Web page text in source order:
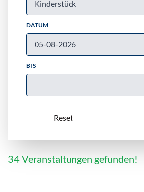
DATUM
BIS
34 Veranstaltungen gefunden!